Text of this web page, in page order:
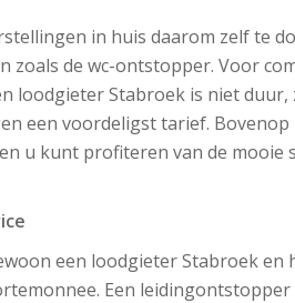
in huis daarom zelf te
zoals de wc-ontstopper. Voor
loodgieter Stabroek is niet duur,
een voordeligst tarief.
u kunt profiteren van de mooie
een loodgieter Stabroek en
Een leidingontstopper